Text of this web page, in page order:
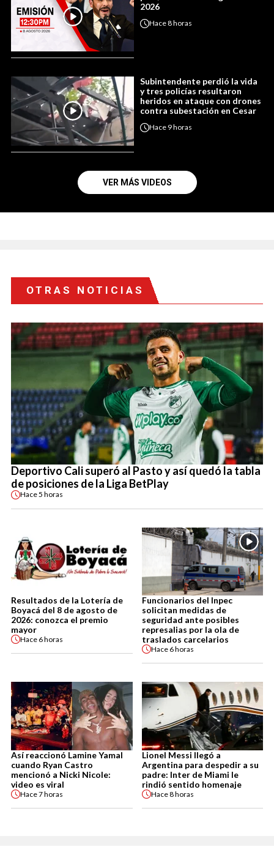
2026
Hace8 horas
Subintendente perdió la vida
y tres policías resultaron
heridos en ataque con drones
contra subestación en Cesar
Hace 9 horas
VER MÁS VIDEOS
OTRAS NOTICIAS
Deportivo Cali superó al Pasto y así quedó la tabla
de posiciones de la Liga BetPlay
Hace5 horas
Resultados de la Lotería de
Boyacá del 8 de agosto de
2026: conozca el premio
mayor
Hace 6 horas
Funcionarios del Inpec
solicitan medidas de
seguridad ante posibles
represalias por la ola de
traslados carcelarios
Hace 6 horas
Así reaccionó Lamine Yamal
cuando Ryan Castro
mencionó a Nicki Nicole:
video es viral
Hace7 horas
Lionel Messi llegó a
Argentina para despedir a su
padre: Inter de Miami le
rindió sentido homenaje
Hace8 horas